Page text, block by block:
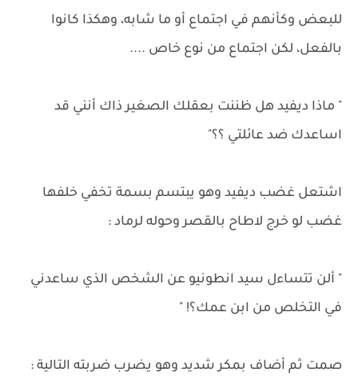
للبعض وكأنهم في اجتماع أو ما شابه، وهكذا كانوا
بالفعل، لكن اجتماع من نوع خاص ....
" ماذا ديفيد هل ظننت بعقلك الصغير ذاك أنني قد
اساعدك ضد عائلتي ؟؟"
اشتعل غضب ديفيد وهو يبتسم بسمة تخفي خلفها
غضب لو خرج لاطاح بالقصر وحوله لرماد :
" ألن تتساءل سيد انطونيو عن الشخص الذي ساعدني
في التخلص من ابن عمك؟! "
صمت ثم أضاف بمكر شديد وهو يضرب ضربته التالية :